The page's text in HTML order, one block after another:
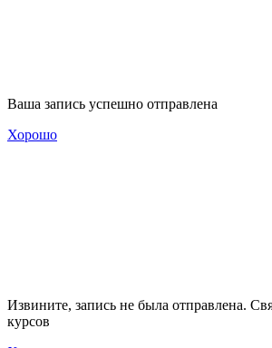
Ваша запись успешно отправлена
Хорошо
Извините, запись не была отправлена.
курсов